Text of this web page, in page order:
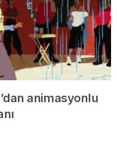
animasyonlu